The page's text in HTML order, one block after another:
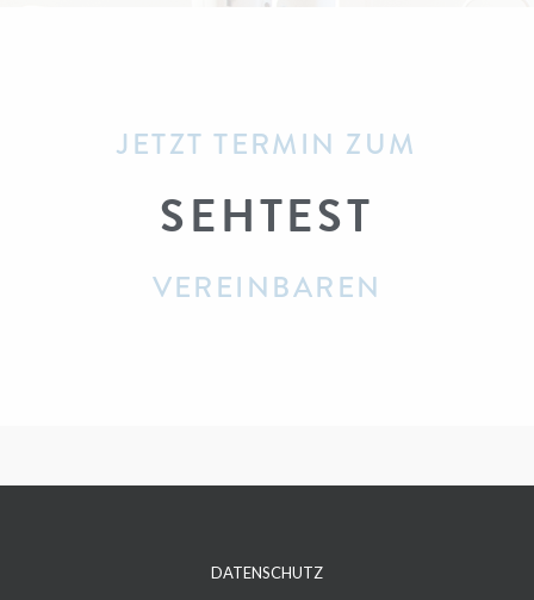
JETZT TERMIN ZUM
SEHTEST​
VEREINBAREN
DATENSCHUTZ